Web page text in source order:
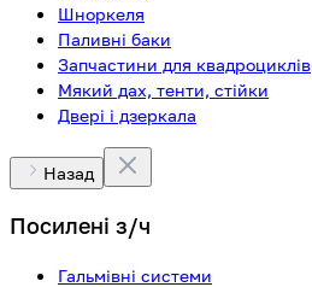
Шноркеля
Паливні баки
Запчастини для квадроциклів
Мякий дах, тенти, стійки
Двері і дзеркала
Назад
Посилені з/ч
Гальмівні системи